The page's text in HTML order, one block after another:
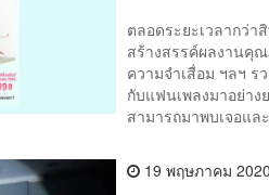
ตลอดระยะเวลากว่
สร้างสรรค์ผลงานคุณ
ความจำเสื่อม ฯลฯ ร
กับแฟนเพลงมาอย่า
สามารถมาพบเจอแล
19 พฤษภาคม 2020